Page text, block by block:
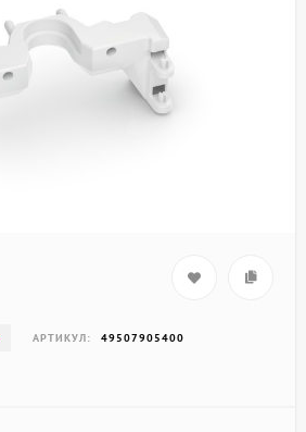
АРТИКУЛ: 49507905400